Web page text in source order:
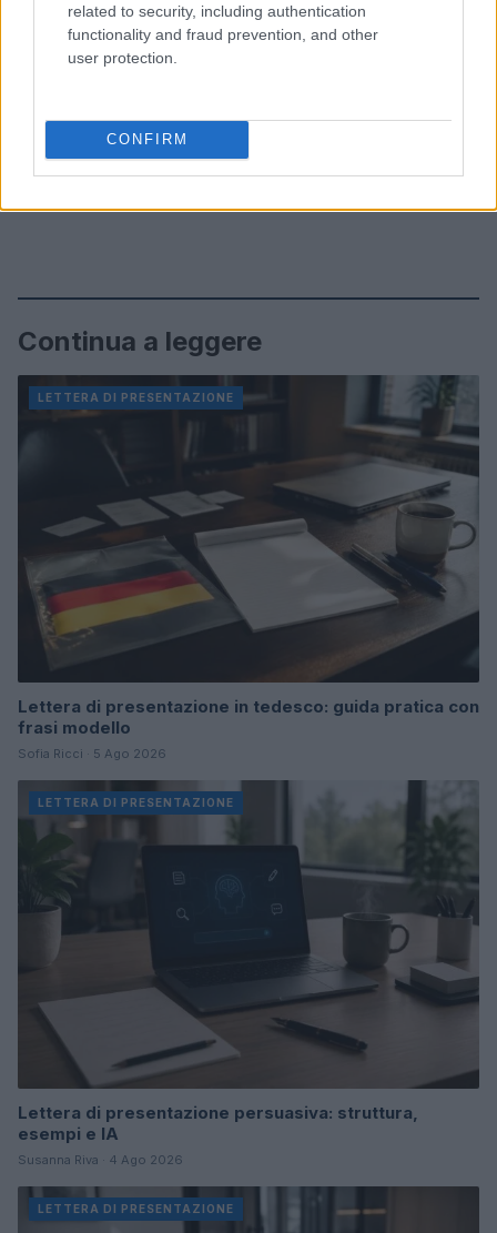
related to security, including authentication
functionality and fraud prevention, and other
user protection.
CONFIRM
Continua a leggere
LETTERA DI PRESENTAZIONE
Lettera di presentazione in tedesco: guida pratica con
frasi modello
Sofia Ricci · 5 Ago 2026
LETTERA DI PRESENTAZIONE
Lettera di presentazione persuasiva: struttura,
esempi e IA
Susanna Riva · 4 Ago 2026
LETTERA DI PRESENTAZIONE